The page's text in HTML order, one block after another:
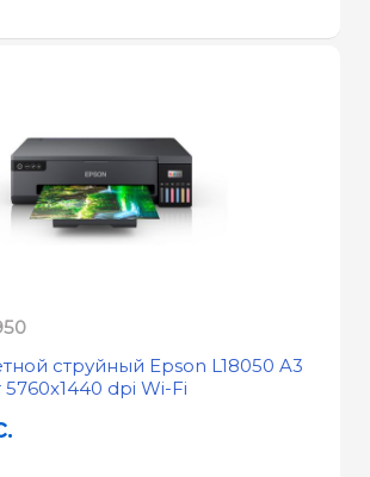
струйный Epson L18050 A3
dpi Wi-Fi